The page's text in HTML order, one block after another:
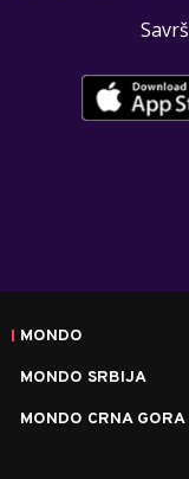
MONDO
MONDO SRBIJA
MONDO CRNA GORA